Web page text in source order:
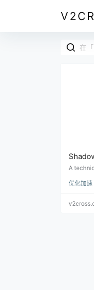
and
A
tibility in
优化加速